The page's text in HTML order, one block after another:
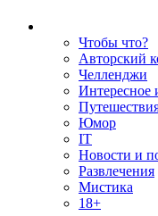
Чтобы что?
Авторский
Челленджи
Интересное
Юмор
IT
Новости и
Развлечения
Мистика
18+